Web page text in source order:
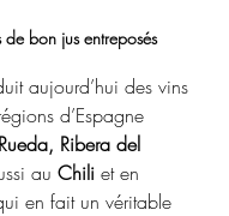
de bon jus entreposés
aujourd’hui des vins
d’Espagne
Ribera del
au Chili et en
en fait un véritable